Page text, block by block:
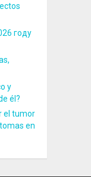
году
y
él?
el tumor
en